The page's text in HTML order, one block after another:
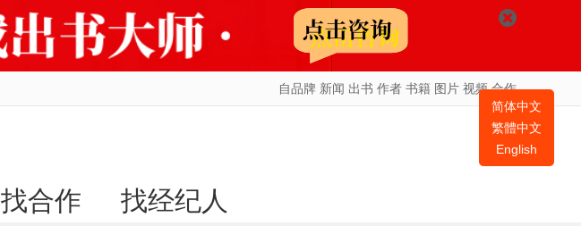
简体中文
繁體中文
English
自品牌 新闻 出书 作者 书籍 图片 视频合作
找合作 找经纪人